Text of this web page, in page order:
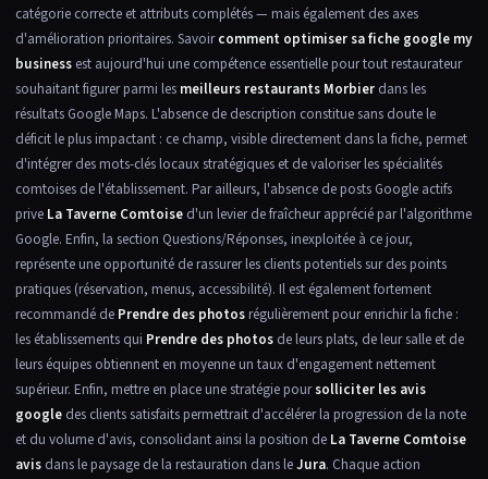
catégorie correcte et attributs complétés — mais également des axes
d'amélioration prioritaires. Savoircomment optimiser sa fiche google my
business est aujourd'hui une compétence essentielle pour tout restaurateur
souhaitant figurer parmi les meilleurs restaurants Morbier dans les
résultats Google Maps. L'absence de description constitue sans doute le
déficit le plus impactant : ce champ, visible directement dans la fiche, permet
d'intégrer des mots-clés locaux stratégiques et de valoriser les spécialités
comtoises de l'établissement. Par ailleurs, l'absence de posts Google actifs
prive La Taverne Comtoise d'un levier de fraîcheur apprécié par l'algorithme
Google. Enfin, la section Questions/Réponses, inexploitée à ce jour,
représente une opportunité de rassurer les clients potentiels sur des points
pratiques (réservation, menus, accessibilité). Il est également fortement
recommandé de Prendre des photos régulièrement pour enrichir la fiche :
les établissements qui Prendre des photos de leurs plats, de leur salle et de
leurs équipes obtiennent en moyenne un taux d'engagement nettement
supérieur. Enfin, mettre en place une stratégie poursolliciter les avis
google des clients satisfaits permettrait d'accélérer la progression de la note
et du volume d'avis, consolidant ainsi la position de La Taverne Comtoise
avis dans le paysage de la restauration dans leJura. Chaque action